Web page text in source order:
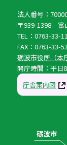
法人番号：
〒939-1398 富
TEL：0763-33-
FAX：0763-33-
砺波市役所（本
開庁時間：平日
庁舎案内図